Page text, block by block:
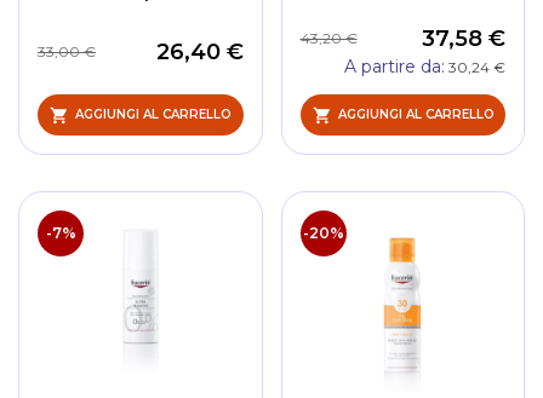
26,40 €
33,00 €
AGGIUNGI AL CARRELLO
37,58 €
43,20 €
A partire da 30,24 €
AGGIUNGI AL CARRELLO
-7% -20%